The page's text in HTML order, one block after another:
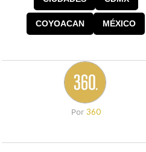
COYOACAN MÉXICO
Por 360